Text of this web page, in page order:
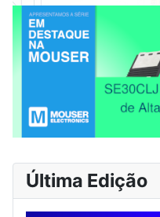
Última Edição